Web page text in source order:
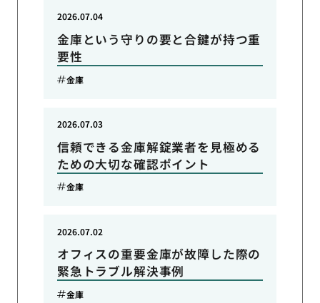
金庫という守りの要と合鍵が持つ重
要性
2026.07.04
金庫
信頼できる金庫解錠業者を見極める
ための大切な確認ポイント
2026.07.03
金庫
オフィスの重要金庫が故障した際の
緊急トラブル解決事例
2026.07.02
金庫